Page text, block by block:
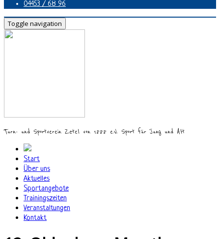
04453 / 68 96
Toggle navigation
Turn- und Sportverein Zetel von 1888 e.V. Sport für Jung und Alt
Start
Über uns
Aktuelles
Sportangebote
Trainingszeiten
Veranstaltungen
Kontakt